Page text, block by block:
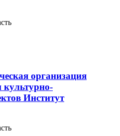
организация
культурно-
Институт